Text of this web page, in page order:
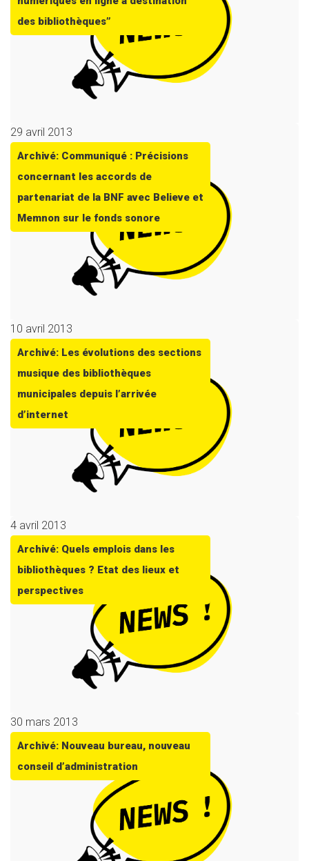
des bibliothèques”
29 avril 2013
Archivé: Communiqué : Précisions
concernant les accords de
partenariat de la BNF avec Believe et
Memnon sur le fonds sonore
10 avril 2013
Archivé: Les évolutions des sections
musique des bibliothèques
municipales depuis l’arrivée
d’internet
4 avril 2013
Archivé: Quels emplois dans les
bibliothèques ? Etat des lieux et
perspectives
30 mars 2013
Archivé: Nouveau bureau, nouveau
conseil d’administration